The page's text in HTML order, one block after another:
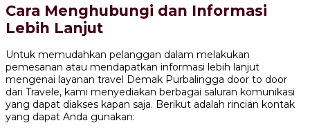
Cara Menghubungi dan Informasi
Lebih Lanjut
Untuk memudahkan pelanggan dalam melakukan
pemesanan atau mendapatkan informasi lebih lanjut
mengenai layanan travel Demak Purbalingga door to door
dari Travele, kami menyediakan berbagai saluran komunikasi
yang dapat diakses kapan saja. Berikut adalah rincian kontak
yang dapat Anda gunakan: